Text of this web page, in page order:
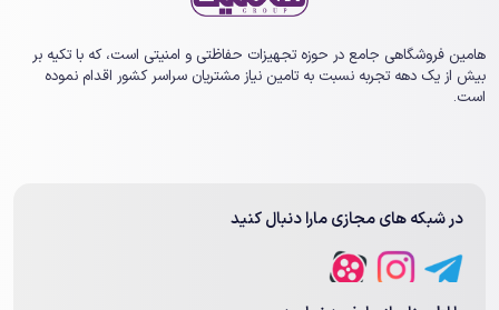
هامین فروشگاهی جامع در حوزه تجهیزات حفاظتی و امنیتی است، که با تکیه بر
بیش از یک ‏دهه تجربه نسبت به تامین نیاز مشتریان سراسر کشور اقدام نموده
است.
در شبکه های مجازی مارا دنبال کنید